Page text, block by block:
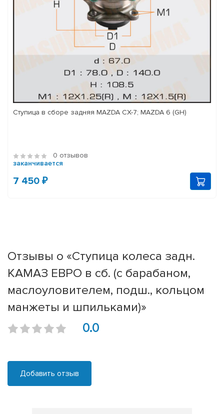
Ступица в сборе задняя MAZDA CX-7; MAZDA 6 (GH)
0 отзывов
заканчивается
7 450 ₽
Отзывы о «Ступица колеса задн.
КАМАЗ ЕВРО в сб. (с барабаном,
маслоуловителем, подш., кольцом
манжеты и шпильками)»
0.0
Добавить отзыв